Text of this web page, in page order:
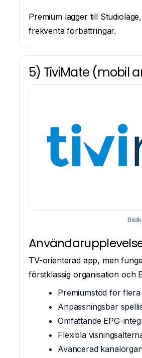
Premium lägger till
frekventa förbättringar.
5) TiviMate (mobil
TV-orienterad app, men
förstklassig organisation och
Premiumstöd för
Anpassningsbar
Omfattande EPG-
Flexibla
Avancerad